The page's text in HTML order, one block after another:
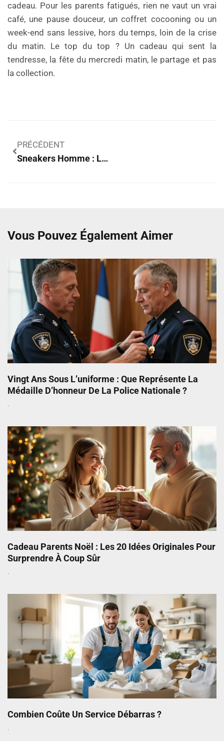
cadeau. Pour les parents fatigués, rien ne vaut un vrai
café, une pause douceur, un coffret cocooning ou un
week-end sans lessive, hors du temps, loin de la crise
du matin. Le top du top ? Un cadeau qui sent la
tendresse, la fête du mercredi matin, le partage et pas
la collection.
PRÉCÉDENT
Sneakers Homme : Les 10 Tendances Et Conseils Pour Bien Choisir
Vous Pouvez Également Aimer
Vingt Ans Sous L’uniforme : Que Représente La
Médaille D’honneur De La Police Nationale ?
Cadeau Parents Noël : Les 20 Idées Originales Pour
Surprendre À Coup Sûr
Combien Coûte Un Service Débarras ?